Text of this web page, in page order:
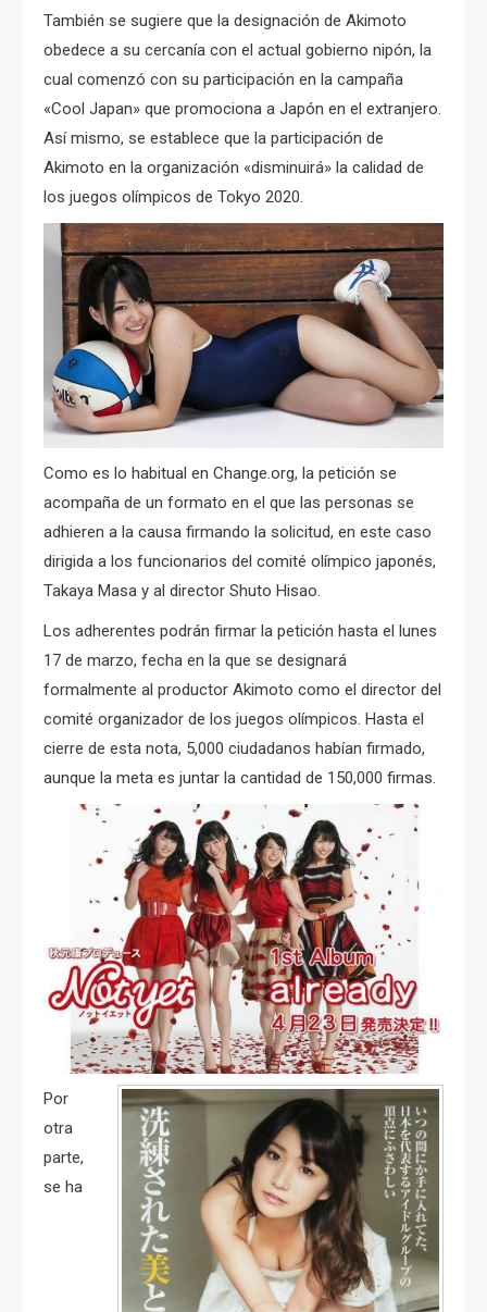
También se sugiere que la designación de Akimoto
obedece a su cercanía con el actual gobierno nipón, la
cual comenzó con su participación en la campaña
«Cool Japan» que promociona a Japón en el extranjero.
Así mismo, se establece que la participación de
Akimoto en la organización «disminuirá» la calidad de
los juegos olímpicos de Tokyo 2020.
Como es lo habitual en Change.org, la petición se
acompaña de un formato en el que las personas se
adhieren a la causa firmando la solicitud, en este caso
dirigida a los funcionarios del comité olímpico japonés,
Takaya Masa y al director Shuto Hisao.
Los adherentes podrán firmar la petición hasta el lunes
17 de marzo, fecha en la que se designará
formalmente al productor Akimoto como el director del
comité organizador de los juegos olímpicos. Hasta el
cierre de esta nota, 5,000 ciudadanos habían firmado,
aunque la meta es juntar la cantidad de 150,000 firmas.
Por
otra
parte,
se ha